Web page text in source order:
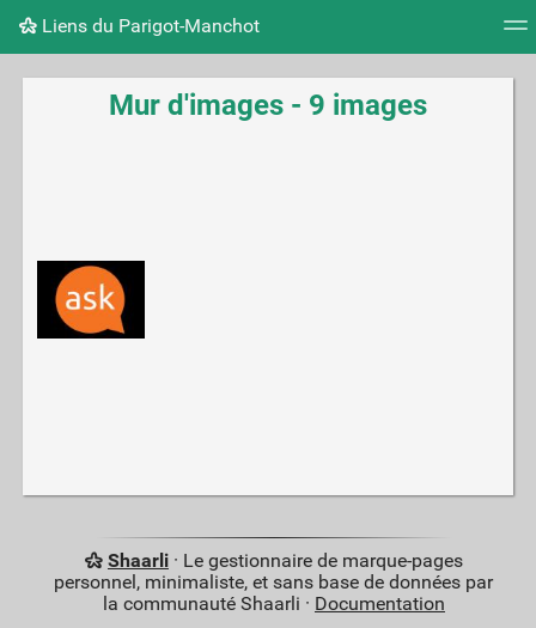
Liens du Parigot-Manchot
Nuage de tags Mur d'images Quotidien Flux
Mur d'images - 9 images
Shaarli· Le gestionnaire de marque-pages
personnel, minimaliste, et sans base de données par
la communauté Shaarli · Documentation